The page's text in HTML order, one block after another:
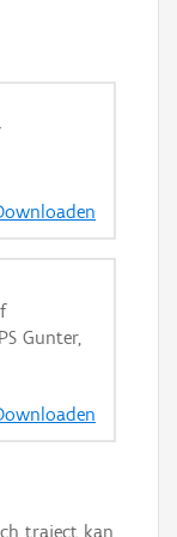
Gunter,
traject kan